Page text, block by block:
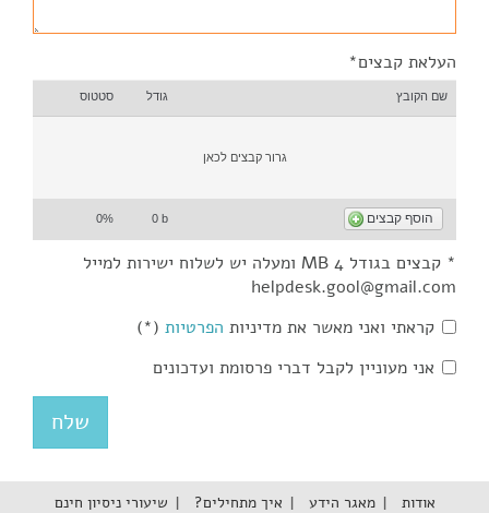
העלאת קבצים*
שם הקובץ סטטוס גודל
גרור קבצים לכאן
הוסף קבצים 0% 0 b
* קבצים בגודל 4 MB ומעלה יש לשלוח ישירות למייל
helpdesk.gool@gmail.com
קראתי ואני מאשר את מדיניות הפרטיות (*)
אני מעוניין לקבל דברי פרסומת ועדכונים
אודות מאגר הידע איך מתחילים? שיעורי ניסיון חינם